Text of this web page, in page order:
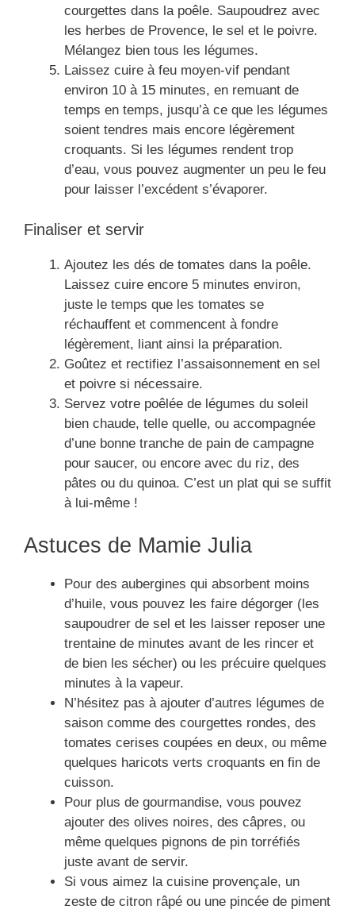
courgettes dans la poêle. Saupoudrez avec
les herbes de Provence, le sel et le poivre.
Mélangez bien tous les légumes.
Laissez cuire à feu moyen-vif pendant
environ 10 à 15 minutes, en remuant de
temps en temps, jusqu’à ce que les légumes
soient tendres mais encore légèrement
croquants. Si les légumes rendent trop
d’eau, vous pouvez augmenter un peu le feu
pour laisser l’excédent s’évaporer.
Finaliser et servir
Ajoutez les dés de tomates dans la poêle.
Laissez cuire encore 5 minutes environ,
juste le temps que les tomates se
réchauffent et commencent à fondre
légèrement, liant ainsi la préparation.
Goûtez et rectifiez l’assaisonnement en sel
et poivre si nécessaire.
Servez votre poêlée de légumes du soleil
bien chaude, telle quelle, ou accompagnée
d’une bonne tranche de pain de campagne
pour saucer, ou encore avec du riz, des
pâtes ou du quinoa. C’est un plat qui se suffit
à lui-même !
Astuces de Mamie Julia
Pour des aubergines qui absorbent moins
d’huile, vous pouvez les faire dégorger (les
saupoudrer de sel et les laisser reposer une
trentaine de minutes avant de les rincer et
de bien les sécher) ou les précuire quelques
minutes à la vapeur.
N’hésitez pas à ajouter d’autres légumes de
saison comme des courgettes rondes, des
tomates cerises coupées en deux, ou même
quelques haricots verts croquants en fin de
cuisson.
Pour plus de gourmandise, vous pouvez
ajouter des olives noires, des câpres, ou
même quelques pignons de pin torréfiés
juste avant de servir.
Si vous aimez la cuisine provençale, un
zeste de citron râpé ou une pincée de piment